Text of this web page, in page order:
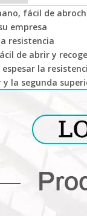
fácil de
empresa
resistencia
de abrir y
la
la segunda